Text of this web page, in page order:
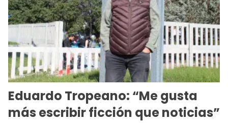
Eduardo Tropeano: “Me gusta
más escribir ficción que noticias”